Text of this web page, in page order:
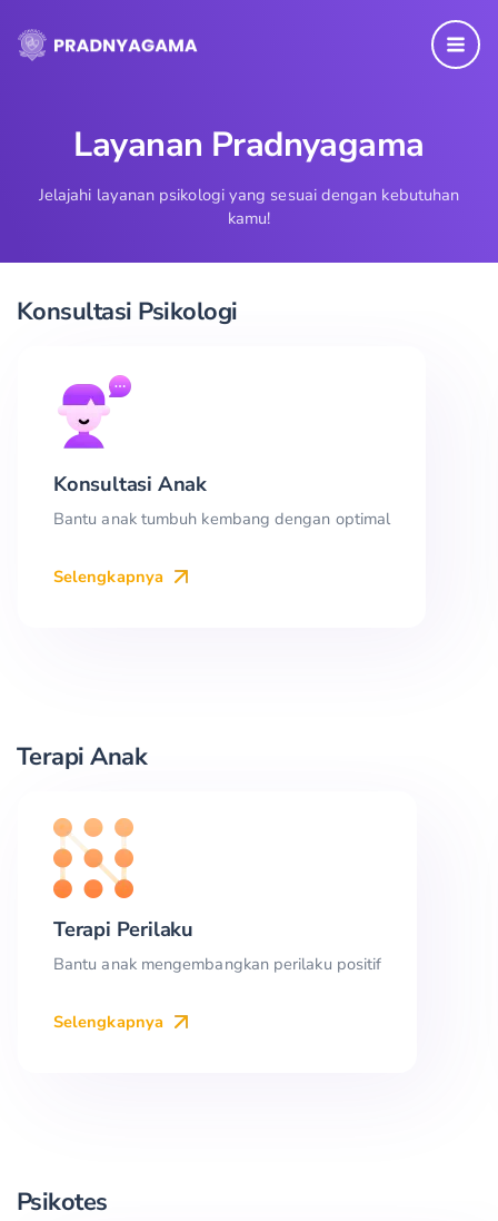
content
Layanan Pradnyagama
Jelajahi layanan psikologi yang sesuai dengan kebutuhan
kamu!
Konsultasi Psikologi
Konsultasi Anak
Bantu anak tumbuh kembang dengan optimal
Selengkapnya
Terapi Anak
Terapi Perilaku
Bantu anak mengembangkan perilaku positif
Selengkapnya
Psikotes